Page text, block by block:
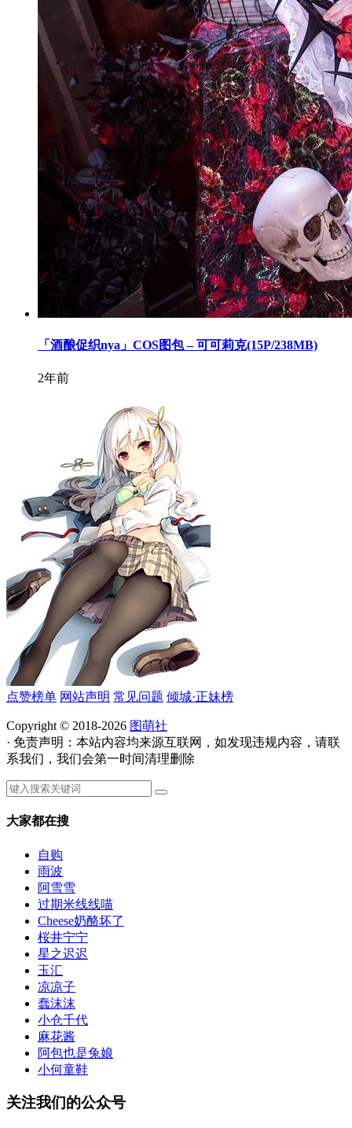
「酒酿促织nya」COS图包 – 可可莉克(15P/238MB)
2年前
点赞榜单 网站声明 常见问题 倾城·正妹榜
Copyright © 2018-2026 图萌社
· 免责声明：本站内容均来源互联网，如发现违规内容，请联
系我们，我们会第一时间清理删除
大家都在搜
自购
雨波
阿雪雪
过期米线线喵
Cheese奶酪坏了
桜井宁宁
星之迟迟
玉汇
凉凉子
蠢沫沫
小仓千代
麻花酱
阿包也是兔娘
小何童鞋
关注我们的公众号